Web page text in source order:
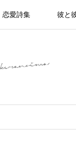
恋愛詩集 彼と